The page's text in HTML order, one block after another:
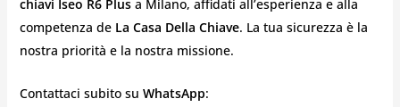
chiavi Iseo R6 Plusa Milano, affidati all’esperienza e alla
competenza de La Casa Della Chiave. La tua sicurezza è la
nostra priorità e la nostra missione.
Contattaci subito su WhatsApp: